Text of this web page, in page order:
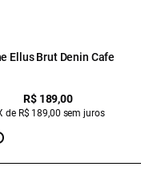
Ellus Brut Denin Cafe
R$ 189,00
de R$ 189,00 sem juros